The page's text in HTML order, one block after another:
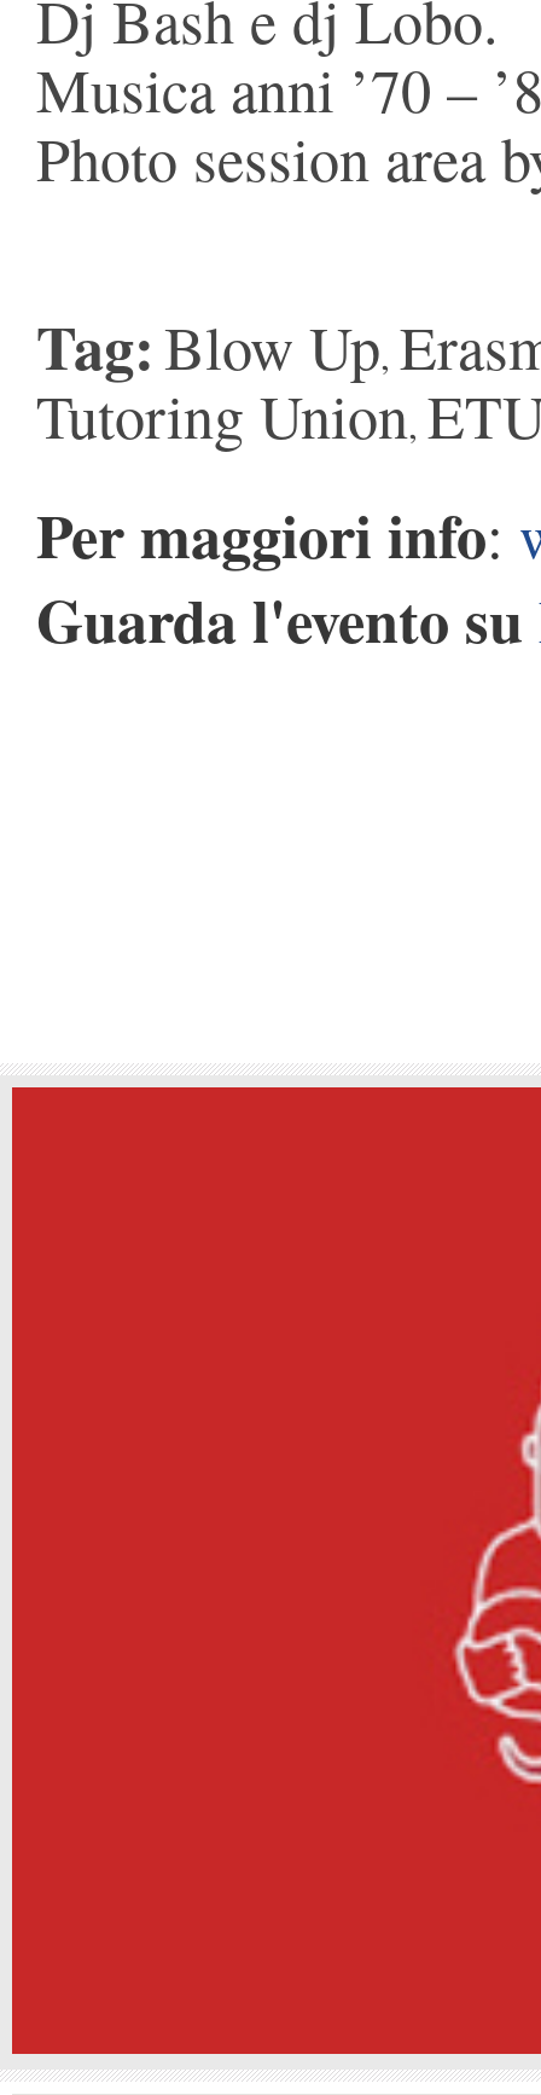
Dj Bash e dj Lobo.
Musica anni ’70 –
Photo session area
Tag:Blow Up,
Tutoring Union,
Per maggiori info:
Guarda l'evento su